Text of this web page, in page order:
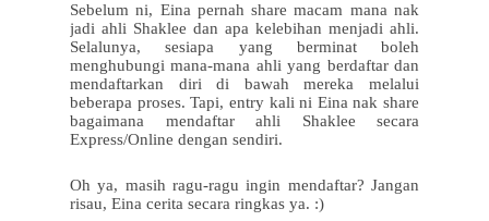
Sebelum ni, Eina pernah share macam mana nak
jadi ahli Shaklee dan apa kelebihan menjadi ahli.
Selalunya, sesiapa yang berminat boleh
menghubungi mana-mana ahli yang berdaftar dan
mendaftarkan diri di bawah mereka melalui
beberapa proses. Tapi, entry kali ni Eina nak share
bagaimana mendaftar ahli Shaklee secara
Express/Online dengan sendiri.
Oh ya, masih ragu-ragu ingin mendaftar? Jangan
risau, Eina cerita secara ringkas ya. :)